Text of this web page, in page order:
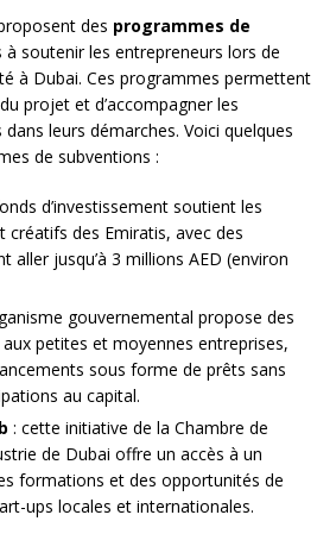
des programmes de
à soutenir les entrepreneurs lors de
à Dubai. Ces programmes permettent
projet et d’accompagner les
dans leurs démarches. Voici quelques
de subventions :
d’investissement soutient les
des Emiratis, avec des
aller jusqu’à 3 millions AED (environ
gouvernemental propose des
petites et moyennes entreprises,
sous forme de prêts sans
au capital.
: cette initiative de la Chambre de
de Dubai offre un accès à un
formations et des opportunités de
ups locales et internationales.